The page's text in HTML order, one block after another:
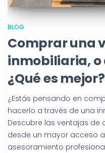
BLOG
Comprar una
inmobiliaria,
¿Qué es mejor?
¿Estás pensando en
hacerlo a través de una
Descubre las ventajas de
desde un mayor acceso
asesoramiento